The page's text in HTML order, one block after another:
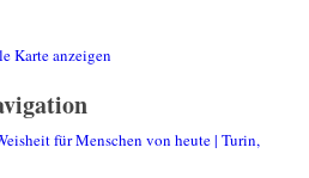
Karte anzeigen
für Menschen von heute | Turin,